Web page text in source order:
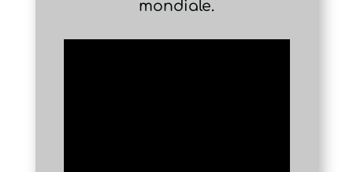
mondiale.